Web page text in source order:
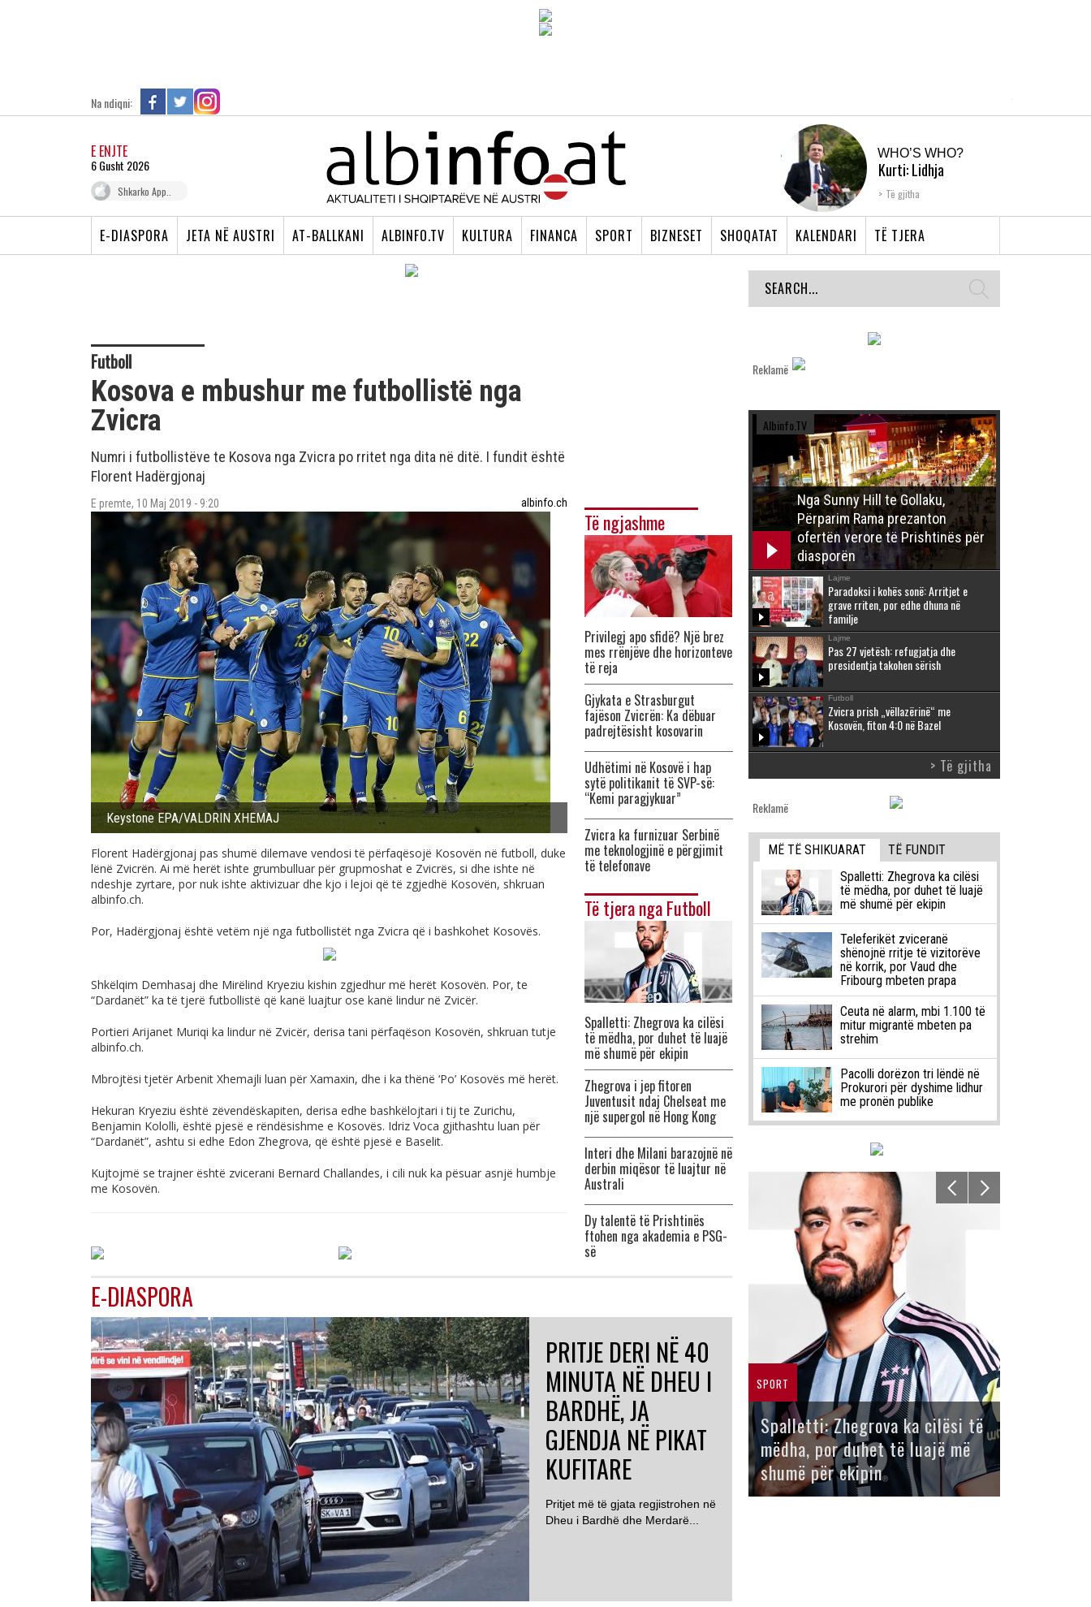
Na ndiqni:
E ENJTE
6 Gusht 2026
Shkarko App..
WHO’S WHO?
Kurti: Lidhja
Shqiptare e Prizrenit,
Të gjitha
E-DIASPORA JETA NË AUSTRI AT-BALLKANI ALBINFO.TV KULTURA FINANCA SPORT BIZNESET SHOQATAT KALENDARI TË TJERA
Futboll
Kosova e mbushur me futbollistë nga
Zvicra
Numri i futbollistëve te Kosova nga Zvicra po rritet nga dita në ditë. I fundit është
Florent Hadërgjonaj
E premte, 10 Maj 2019 - 9:20 albinfo.ch
Keystone EPA/VALDRIN XHEMAJ
Florent Hadërgjonaj pas shumë dilemave vendosi të përfaqësojë Kosovën në futboll, duke
lënë Zvicrën. Ai më herët ishte grumbulluar për grupmoshat e Zvicrës, si dhe ishte në
ndeshje zyrtare, por nuk ishte aktivizuar dhe kjo i lejoi që të zgjedhë Kosovën, shkruan
albinfo.ch.
Por, Hadërgjonaj është vetëm një nga futbollistët nga Zvicra që i bashkohet Kosovës.
Shkëlqim Demhasaj dhe Mirëlind Kryeziu kishin zgjedhur më herët Kosovën. Por, te
“Dardanët” ka të tjerë futbollistë që kanë luajtur ose kanë lindur në Zvicër.
Portieri Arijanet Muriqi ka lindur në Zvicër, derisa tani përfaqëson Kosovën, shkruan tutje
albinfo.ch.
Mbrojtësi tjetër Arbenit Xhemajli luan për Xamaxin, dhe i ka thënë ‘Po’ Kosovës më herët.
Hekuran Kryeziu është zëvendëskapiten, derisa edhe bashkëlojtari i tij te Zurichu,
Benjamin Kololli, është pjesë e rëndësishme e Kosovës. Idriz Voca gjithashtu luan për
“Dardanët”, ashtu si edhe Edon Zhegrova, që është pjesë e Baselit.
Kujtojmë se trajner është zvicerani Bernard Challandes, i cili nuk ka pësuar asnjë humbje
me Kosovën.
Të ngjashme
Privilegj apo sfidë? Një brez
mes rrënjëve dhe horizonteve
të reja
Gjykata e Strasburgut
fajëson Zvicrën: Ka dëbuar
padrejtësisht kosovarin
Udhëtimi në Kosovë i hap
sytë politikanit të SVP-së:
“Kemi paragjykuar”
Zvicra ka furnizuar Serbinë
me teknologjinë e përgjimit
të telefonave
Të tjera nga Futboll
Spalletti: Zhegrova ka cilësi
të mëdha, por duhet të luajë
më shumë për ekipin
Zhegrova i jep fitoren
Juventusit ndaj Chelseat me
një supergol në Hong Kong
Interi dhe Milani barazojnë në
derbin miqësor të luajtur në
Australi
Dy talentë të Prishtinës
ftohen nga akademia e PSG-
së
E-DIASPORA
PRITJE DERI NË 40
MINUTA NË DHEU I
BARDHË, JA
GJENDJA NË PIKAT
KUFITARE
Pritjet më të gjata regjistrohen në
Dheu i Bardhë dhe Merdarë...
ROMË
Reklamë
Albinfo.TV
Nga Sunny Hill te Gollaku,
Përparim Rama prezanton
ofertën verore të Prishtinës për
diasporën
Lajme
Paradoksi i kohës sonë: Arritjet e
grave rriten, por edhe dhuna në
familje
Lajme
Pas 27 vjetësh: refugjatja dhe
presidentja takohen sërish
Futboll
Zvicra prish „vëllazërinë“ me
Kosovën, fiton 4:0 në Bazel
> Të gjitha
Reklamë
MË TË SHIKUARAT
TË FUNDIT
Spalletti: Zhegrova ka cilësi
të mëdha, por duhet të luajë
më shumë për ekipin
Teleferikët zviceranë
shënojnë rritje të vizitorëve
në korrik, por Vaud dhe
Fribourg mbeten prapa
Ceuta në alarm, mbi 1.100 të
mitur migrantë mbeten pa
strehim
Pacolli dorëzon tri lëndë në
Prokurori për dyshime lidhur
me pronën publike
SPORT
Spalletti: Zhegrova ka cilësi të
mëdha, por duhet të luajë më
shumë për ekipin